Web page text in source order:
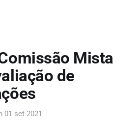
Mista
de
01 set 2021